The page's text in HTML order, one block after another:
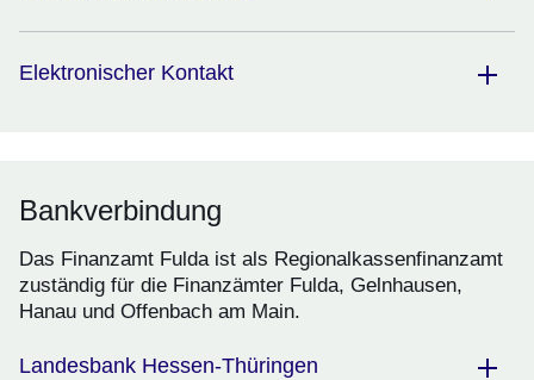
Elektronischer Kontakt
Bankverbindung
Das Finanzamt Fulda ist als Regionalkassenfinanzamt
zuständig für die Finanzämter Fulda, Gelnhausen,
Hanau und Offenbach am Main.
Landesbank Hessen-Thüringen